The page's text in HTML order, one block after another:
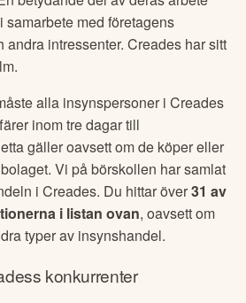
samarbete med företagens
andra intressenter. Creades har sitt
alla insynspersoner iCreades
inom tre dagar till
gäller oavsett om de köper eller
Vi på börskollen har samlat
iCreades. Du hittar över31 av
i listan ovan, oavsett om
typer av insynshandel.
s konkurrenter